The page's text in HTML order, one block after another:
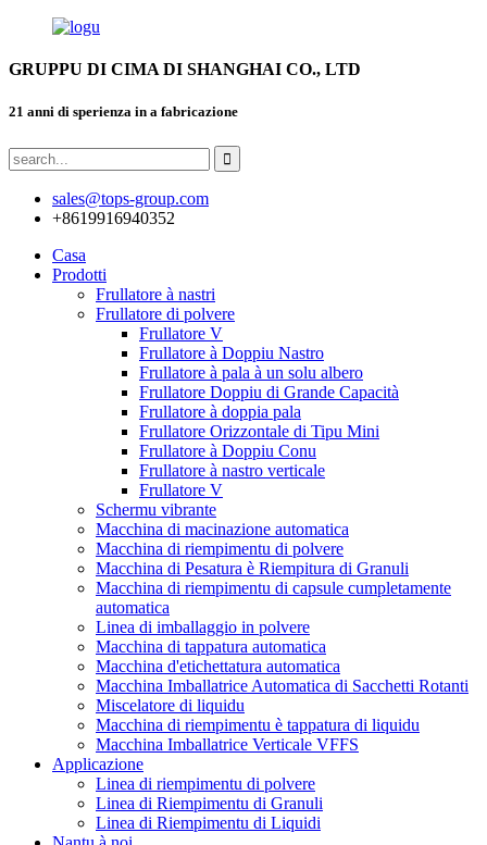
GRUPPU DI CIMA DI SHANGHAI CO., LTD
21 anni di sperienza in a fabricazione
sales@tops-group.com
+8619916940352
Casa
Prodotti
Frullatore à nastri
Frullatore di polvere
Frullatore V
Frullatore à Doppiu Nastro
Frullatore à pala à un solu albero
Frullatore Doppiu di Grande Capacità
Frullatore à doppia pala
Frullatore Orizzontale di Tipu Mini
Frullatore à Doppiu Conu
Frullatore à nastro verticale
Frullatore V
Schermu vibrante
Macchina di macinazione automatica
Macchina di riempimentu di polvere
Macchina di Pesatura è Riempitura di Granuli
Macchina di riempimentu di capsule cumpletamente
automatica
Linea di imballaggio in polvere
Macchina di tappatura automatica
Macchina d'etichettatura automatica
Macchina Imballatrice Automatica di Sacchetti Rotanti
Miscelatore di liquidu
Macchina di riempimentu è tappatura di liquidu
Macchina Imballatrice Verticale VFFS
Applicazione
Linea di riempimentu di polvere
Linea di Riempimentu di Granuli
Linea di Riempimentu di Liquidi